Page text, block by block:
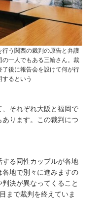
う関西の裁判の原告と弁護
一人でもある三輪さん。裁
後に報告会を設けて何が行
るという
それぞれ大阪と福岡で
ります。この裁判につ
する同性カップルが各地
地で別々に進みますの
決が異なってくること
まで裁判を終えていま